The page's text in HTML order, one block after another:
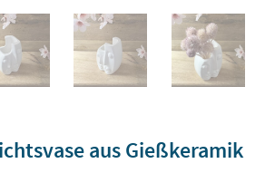
aus Gießkeramik